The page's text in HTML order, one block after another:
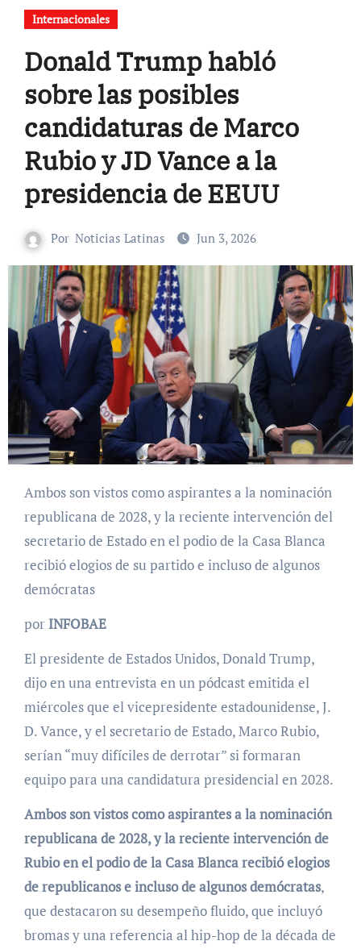
Internacionales
Donald Trump habló
sobre las posibles
candidaturas de Marco
Rubio y JD Vance a la
presidencia de EEUU
Por Noticias Latinas Jun 3, 2026
Ambos son vistos como aspirantes a la nominación
republicana de 2028, y la reciente intervención del
secretario de Estado en el podio de la Casa Blanca
recibió elogios de su partido e incluso de algunos
demócratas
porINFOBAE
El presidente de Estados Unidos, Donald Trump,
dijo en una entrevista en un pódcast emitida el
miércoles que el vicepresidente estadounidense, J.
D. Vance, y el secretario de Estado, Marco Rubio,
serían “muy difíciles de derrotar” si formaran
equipo para una candidatura presidencial en 2028.
Ambos son vistos como aspirantes a la nominación
republicana de 2028, y la reciente intervención de
Rubio en el podio de la Casa Blanca recibió elogios
de republicanos e incluso de algunos demócratas,
que destacaron su desempeño fluido, que incluyó
bromas y una referencia al hip-hop de la década de